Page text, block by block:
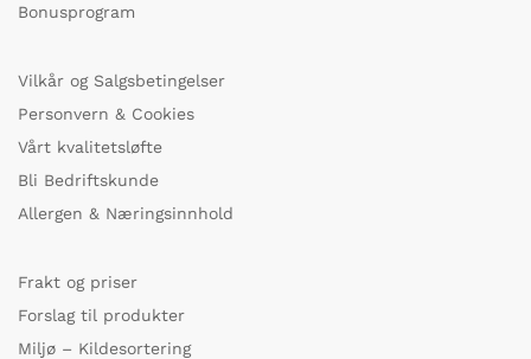
Bonusprogram
Vilkår og Salgsbetingelser
Personvern & Cookies
Vårt kvalitetsløfte
Bli Bedriftskunde
Allergen & Næringsinnhold
Frakt og priser
Forslag til produkter
Miljø – Kildesortering